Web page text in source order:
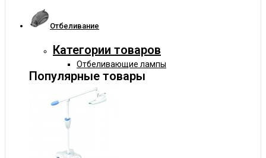
Отбеливание
Категории товаров
Отбеливающие лампы
Популярные товары